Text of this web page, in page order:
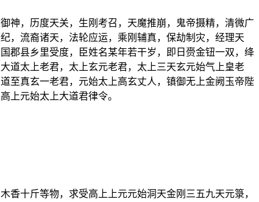
神，历度天关，生刚考召，天魔推崩，鬼帝摄精，清微广
，流裔诸天，法轮应运，乘刚辅真，保劫制灾，经理天
郡县乡里受度，臣姓名某年若干岁，即日赍金钮一双，绛
道太上老君，太上玄元老君，太上三天玄元始气上皇老
至真玄一老君，元始太上高玄丈人，镇御无上金阙玉帝陛
上元始太上大道君律令。
十斤等物，求受高上上元元始洞天金刚三五九天元箓，